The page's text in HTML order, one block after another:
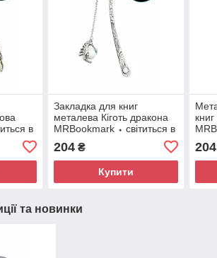
в
Закладка для книг
металева Кіготь дракона
MRBookmark ⬩ світиться в
204₴
Купити
204
та новинки